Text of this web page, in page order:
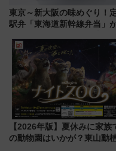
東京～新大阪の味めぐり！
駅弁「東海道新幹線弁当」
【2026年版】夏休みに家族
の動物園はいかが？東山動